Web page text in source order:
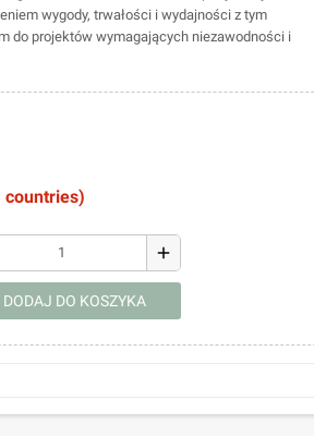
wygody, trwałości i wydajności z tym
do projektów wymagających niezawodności i
countries)
add
DODAJ DO KOSZYKA